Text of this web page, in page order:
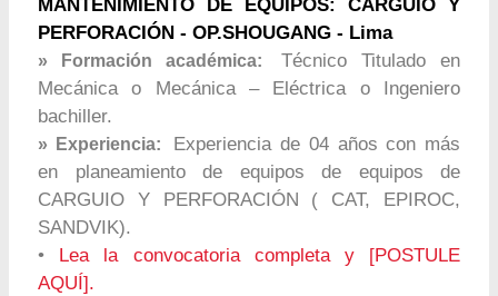
MANTENIMIENTO DE EQUIPOS: CARGUIO Y
PERFORACIÓN - OP.SHOUGANG - Lima
» Formación académica:
Técnico Titulado en
Mecánica o Mecánica – Eléctrica o Ingeniero
bachiller.
» Experiencia:
Experiencia de 04 años con más
en planeamiento de equipos de equipos de
CARGUIO Y PERFORACIÓN ( CAT, EPIROC,
SANDVIK).
•
Lea la convocatoria completa y [POSTULE
AQUÍ].